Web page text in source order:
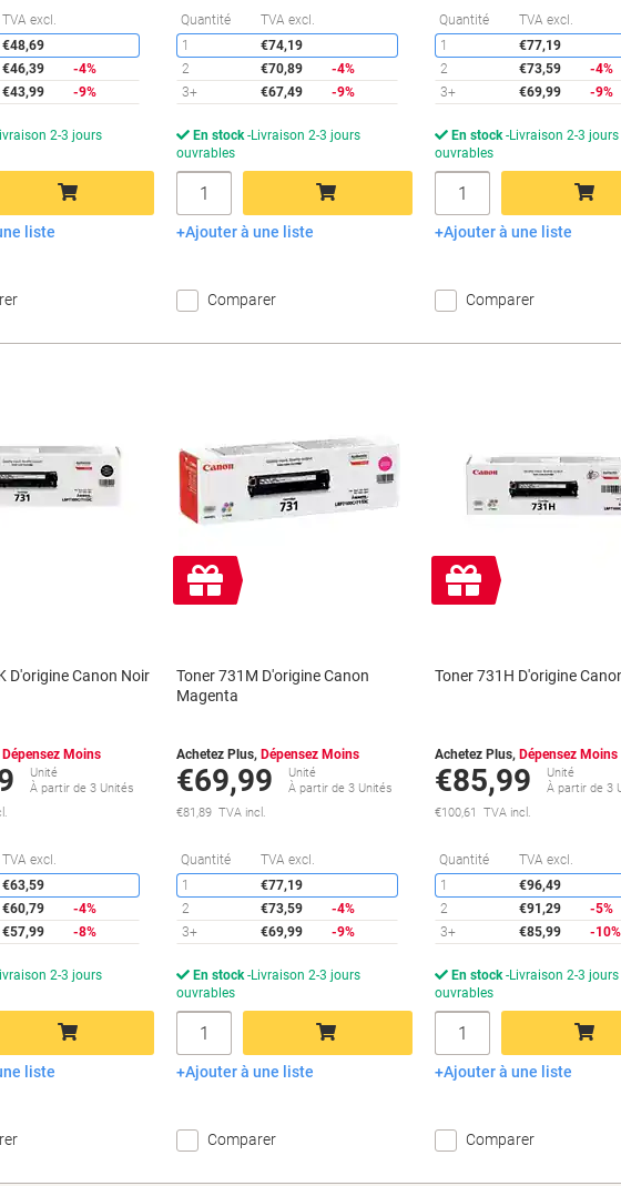
TVA excl.
Économies
€48,69
€46,39
-4%
€43,99 -9%
2-3 jours
Ajouter au panier
liste
Quantité TVA excl.
Économies
1
€74,19
2
€70,89
-4%
3+
€67,49 -9%
En stock Livraison 2-3 jours
ouvrables
Quantité
Ajouter au panier
Ajouter à une liste
Comparer
Quantité TVA excl.
1
€77,19
2
€73,59
-4%
3+
€69,99 -9%
En stock Livraison 2-3 jours
ouvrables
Quantité
Ajouter au
Ajouter à une liste
Comparer
D'origine Canon Noir
Dépensez Moins
Unité
À partir de 3 Unités
TVA excl.
Économies
€63,59
€60,79
-4%
€57,99 -8%
2-3 jours
Ajouter au panier
liste
Cadeau
gratuit
Toner 731M D'origine Canon
Magenta
Achetez Plus, Dépensez Moins
€69,99
Unité
À partir de 3 Unités
€81,89 TVA incl.
Quantité TVA excl.
Économies
1
€77,19
2
€73,59
-4%
3+
€69,99 -9%
En stock Livraison 2-3 jours
ouvrables
Quantité
Ajouter au panier
Ajouter à une liste
Comparer
Cadeau
gratuit
Toner 731H D'origine
Achetez Plus, Dépensez Moins
€85,99
Unité
À partir de 3
€100,61 TVA incl.
Quantité TVA excl.
1
€96,49
2
€91,29
-5%
3+
€85,99 -10%
En stock Livraison 2-3 jours
ouvrables
Quantité
Ajouter au
Ajouter à une liste
Comparer